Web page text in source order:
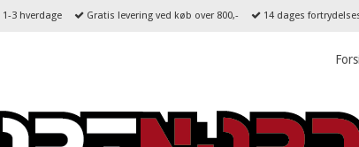
3 hverdage Gratis levering ved køb over 800,- 14 dages